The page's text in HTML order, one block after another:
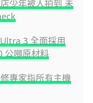
少年被人拍到 未
3 全面採用
公噸原材料
專家指所有主機